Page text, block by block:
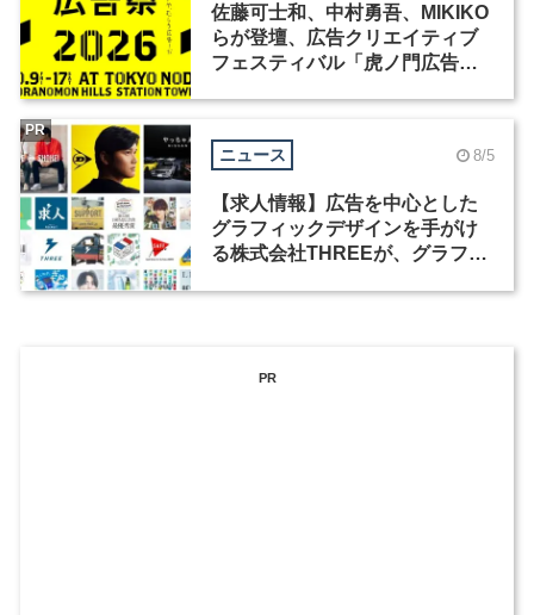
佐藤可士和、中村勇吾、MIKIKO
らが登壇、広告クリエイティブ
フェスティバル「虎ノ門広告
ニュース 8/5
【求人情報】広告を中心とした
グラフィックデザインを手がけ
る株式会社THREEが、グラフィ
PR
PR